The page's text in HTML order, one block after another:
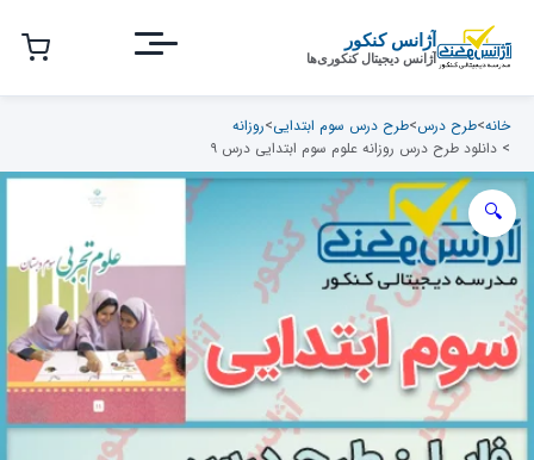
محتوای
اصلی
آژانس کنکور
آژانس دیجیتال کنکوری‌ها
خانه>طرح درس>طرح درس سوم ابتدایی>روزانه
> دانلود طرح درس روزانه علوم سوم ابتدایی درس ۹